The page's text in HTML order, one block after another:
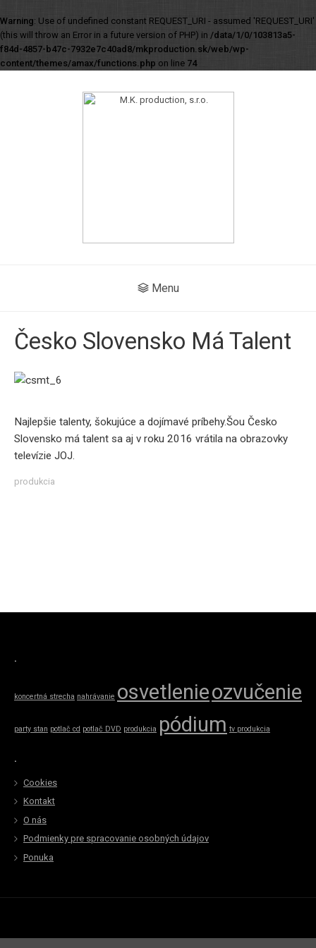
Warning: Use of undefined constant REQUEST_URI - assumed 'REQUEST_URI'
(this will throw an Error in a future version of PHP) in /data/1/0/103813a5-
f84d-4857-b47c-7932e7c40ad8/mkproduction.sk/web/wp-
content/themes/amax/functions.php on line 74
Menu
Česko Slovensko Má Talent
Najlepšie talenty, šokujúce a dojímavé príbehy.Šou Česko
Slovensko má talent sa aj v roku 2016 vrátila na obrazovky
televízie JOJ.
produkcia
.
koncertná strecha nahrávanie osvetlenieozvučenie
party stan potlač cd potlač DVD produkcia pódium tv produkcia
.
Cookies
Kontakt
O nás
Podmienky pre spracovanie osobných údajov
Ponuka